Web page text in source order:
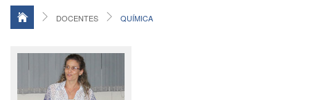
Administração
Relatório
Gestão
DOCENTES QUÍMICA